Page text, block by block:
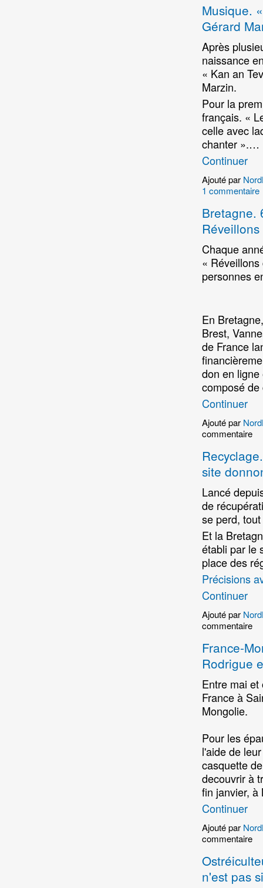
Musique.
Gérard
Après
naissance
« Kan an
Marzin.
Pour la
français. «
celle avec
chanter ».…
Continuer
Ajouté par
1 commentaire
Bretagne.
Chaque
«
personnes
En
Brest,
de France
don en
composé
Continuer
Ajouté par
commentaire
site
Lancé
de
se perd,
Et la
établi par le
place des
Précisions
Continuer
Ajouté par
commentaire
France-
Rodrigue
Entre mai
France à
Mongolie.
Pour les
l'aide de
casquette
decouvrir à
fin janvier,
Continuer
Ajouté par
commentaire
n'est pas